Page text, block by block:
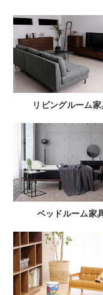
リビングルーム家
ベッドルーム家